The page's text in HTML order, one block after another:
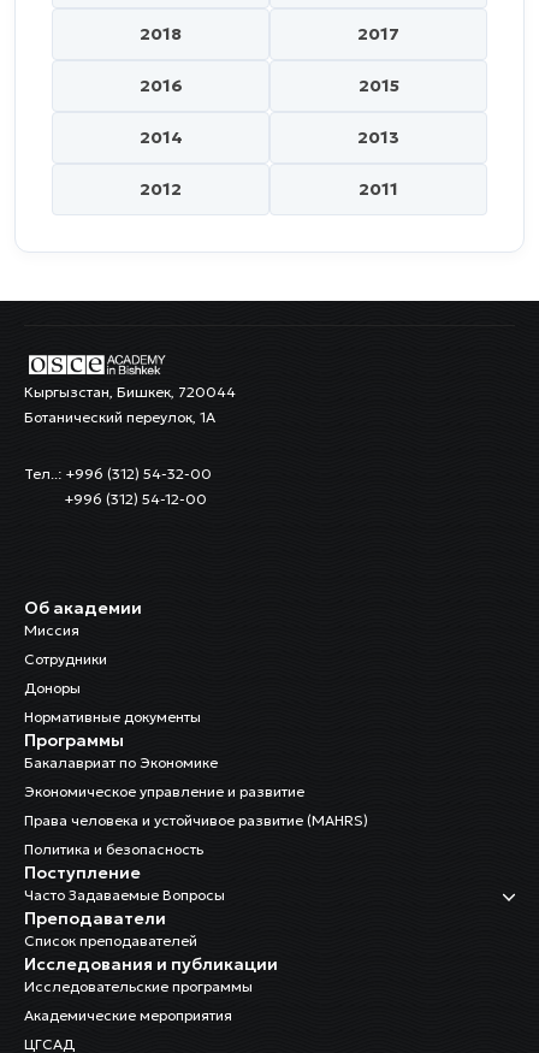
2018 2017
2016 2015
2014 2013
2012 2011
Кыргызстан, Бишкек, 720044
Ботанический переулок, 1А
Тел..: +996 (312) 54-32-00
+996 (312) 54-12-00
Об академии
Миссия
Сотрудники
Доноры
Нормативные документы
Программы
Бакалавриат по Экономике
Экономическое управление и развитие
Права человека и устойчивое развитие (MAHRS)
Политика и безопасность
Поступление
Часто Задаваемые Вопросы
Преподаватели
Список преподавателей
Исследования и публикации
Исследовательские программы
Академические мероприятия
ЦГСАД